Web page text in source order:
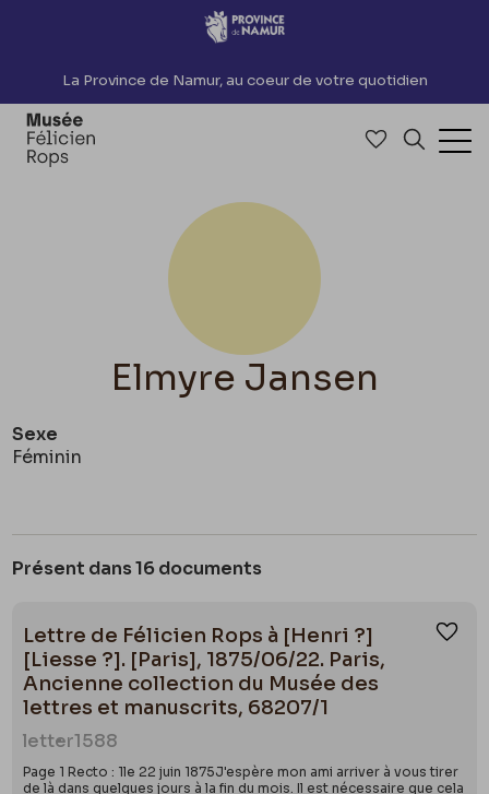
Accèder directement au contenu
La Province de Namur, au coeur de votre quotidien
Accéder à
Elmyre Jansen
Sexe
Féminin
Présent dans 16 documents
Lettre de Félicien Rops à [Henri ?]
[Liesse ?]. [Paris], 1875/06/22. Paris,
Ancienne collection du Musée des
lettres et manuscrits, 68207/1
letter1588
Page 1 Recto : 1le 22 juin 1875J'espère mon ami arriver à vous tirer
de là dans quelques jours à la fin du mois. Il est nécessaire que cela